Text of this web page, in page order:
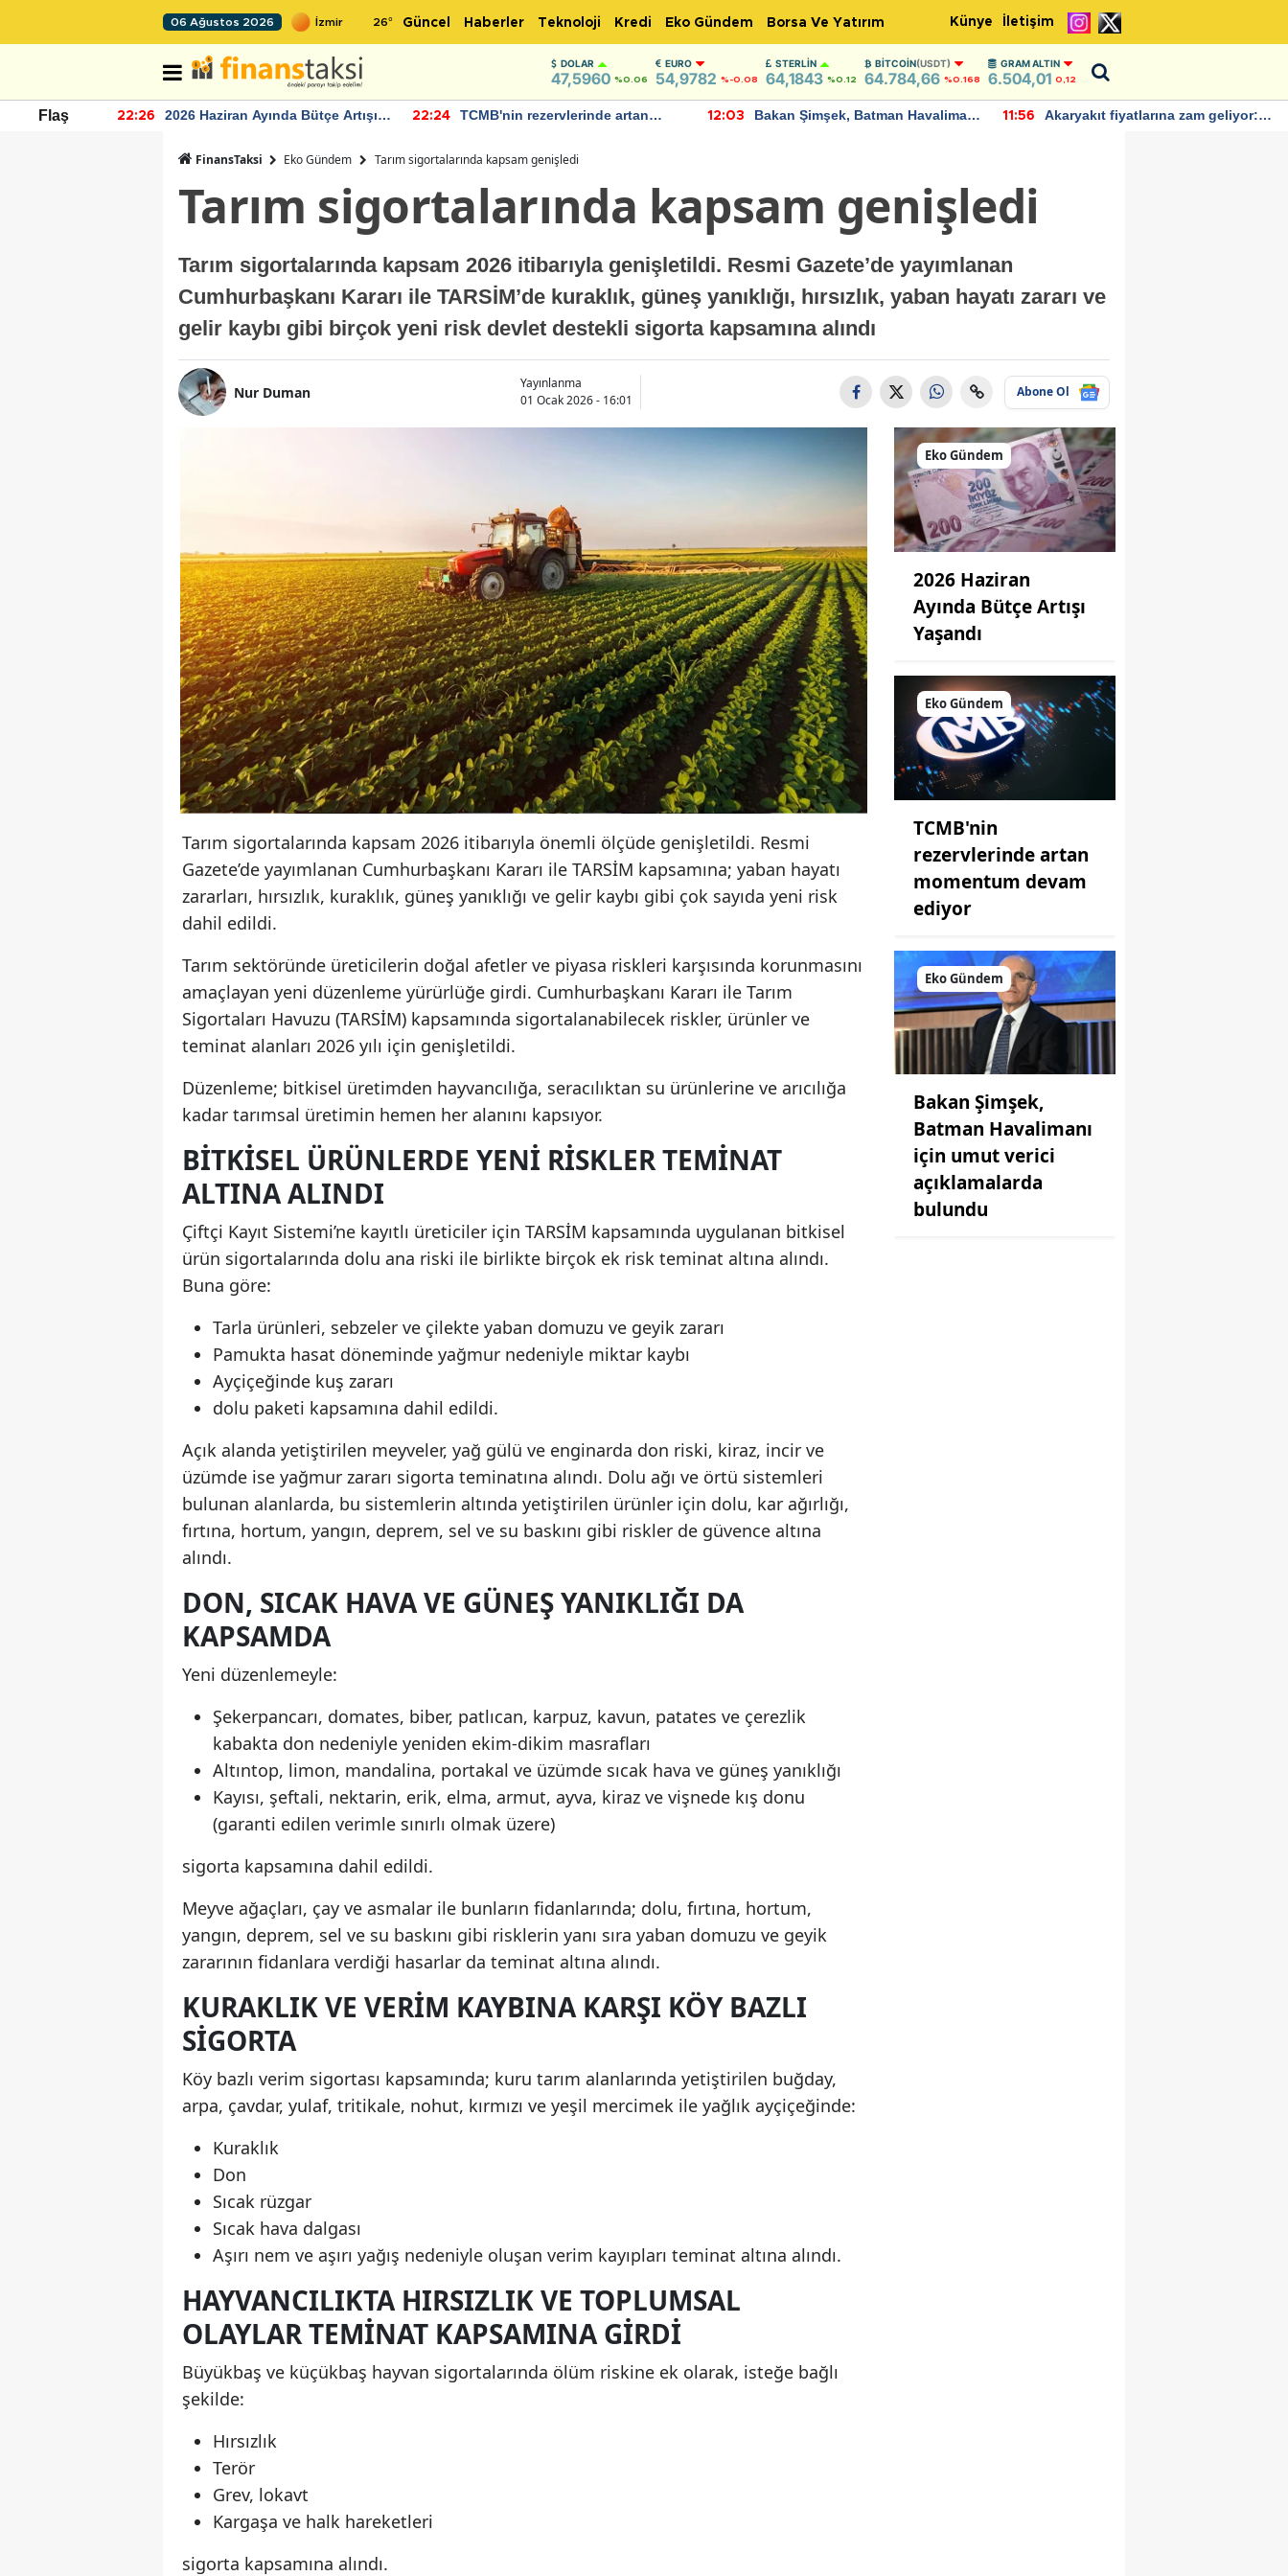
06 Ağustos 2026 26° Güncel Haberler Teknoloji Kredi Eko Gündem Borsa Ve Yatırım Künye İletişim
DOLAR
47,5960 %0.06
EURO
54,9782 %-0.08
STERLIN
64,1843 %0.12
BITCOIN(USDT)
64.784,66 %0.168
GRAM ALTIN
6.504,01 0,12
Flaş 22:26
2026 Haziran Ayında Bütçe Artışı
22:24
TCMB'nin rezervlerinde artan
12:03
Bakan Şimşek, Batman Havalimanı
11:56
Akaryakıt fiyatlarına zam geliyor:
FinansTaksi Eko Gündem Tarım sigortalarında kapsam genişledi
Tarım sigortalarında kapsam genişledi
Tarım sigortalarında kapsam 2026 itibarıyla genişletildi. Resmi Gazete’de yayımlanan
Cumhurbaşkanı Kararı ile TARSİM’de kuraklık, güneş yanıklığı, hırsızlık, yaban hayatı zararı ve
gelir kaybı gibi birçok yeni risk devlet destekli sigorta kapsamına alındı
Nur Duman
Yayınlanma
01 Ocak 2026 - 16:01
Abone Ol
Tarım sigortalarında kapsam 2026 itibarıyla önemli ölçüde genişletildi. Resmi
Gazete’de yayımlanan Cumhurbaşkanı Kararı ile TARSİM kapsamına; yaban hayatı
zararları, hırsızlık, kuraklık, güneş yanıklığı ve gelir kaybı gibi çok sayıda yeni risk
dahil edildi.
Tarım sektöründe üreticilerin doğal afetler ve piyasa riskleri karşısında korunmasını
amaçlayan yeni düzenleme yürürlüğe girdi. Cumhurbaşkanı Kararı ile Tarım
Sigortaları Havuzu (TARSİM) kapsamında sigortalanabilecek riskler, ürünler ve
teminat alanları 2026 yılı için genişletildi.
Düzenleme; bitkisel üretimden hayvancılığa, seracılıktan su ürünlerine ve arıcılığa
kadar tarımsal üretimin hemen her alanını kapsıyor.
BITKISEL ÜRÜNLERDE YENI RISKLER TEMINAT
ALTINA ALINDI
Çiftçi Kayıt Sistemi’ne kayıtlı üreticiler için TARSİM kapsamında uygulanan bitkisel
ürün sigortalarında dolu ana riski ile birlikte birçok ek risk teminat altına alındı.
Buna göre:
Tarla ürünleri, sebzeler ve çilekte yaban domuzu ve geyik zararı
Pamukta hasat döneminde yağmur nedeniyle miktar kaybı
Ayçiçeğinde kuş zararı
dolu paketi kapsamına dahil edildi.
Açık alanda yetiştirilen meyveler, yağ gülü ve enginarda don riski, kiraz, incir ve
üzümde ise yağmur zararı sigorta teminatına alındı. Dolu ağı ve örtü sistemleri
bulunan alanlarda, bu sistemlerin altında yetiştirilen ürünler için dolu, kar ağırlığı,
fırtına, hortum, yangın, deprem, sel ve su baskını gibi riskler de güvence altına
alındı.
DON, SICAK HAVA VE GÜNEŞ YANIKLIĞI DA
KAPSAMDA
Yeni düzenlemeyle:
Şekerpancarı, domates, biber, patlıcan, karpuz, kavun, patates ve çerezlik
kabakta don nedeniyle yeniden ekim-dikim masrafları
Altıntop, limon, mandalina, portakal ve üzümde sıcak hava ve güneş yanıklığı
Kayısı, şeftali, nektarin, erik, elma, armut, ayva, kiraz ve vişnede kış donu
(garanti edilen verimle sınırlı olmak üzere)
sigorta kapsamına dahil edildi.
Meyve ağaçları, çay ve asmalar ile bunların fidanlarında; dolu, fırtına, hortum,
yangın, deprem, sel ve su baskını gibi risklerin yanı sıra yaban domuzu ve geyik
zararının fidanlara verdiği hasarlar da teminat altına alındı.
KURAKLIK VE VERIM KAYBINA KARŞI KÖY BAZLI
SIGORTA
Köy bazlı verim sigortası kapsamında; kuru tarım alanlarında yetiştirilen buğday,
arpa, çavdar, yulaf, tritikale, nohut, kırmızı ve yeşil mercimek ile yağlık ayçiçeğinde:
Kuraklık
Don
Sıcak rüzgar
Sıcak hava dalgası
Aşırı nem ve aşırı yağış nedeniyle oluşan verim kayıpları teminat altına alındı.
HAYVANCILIKTA HIRSIZLIK VE TOPLUMSAL
OLAYLAR TEMINAT KAPSAMINA GIRDI
Büyükbaş ve küçükbaş hayvan sigortalarında ölüm riskine ek olarak, isteğe bağlı
şekilde:
Hırsızlık
Terör
Grev, lokavt
Kargaşa ve halk hareketleri
sigorta kapsamına alındı.
Eko Gündem
2026 Haziran
Ayında Bütçe Artışı
Yaşandı
Eko Gündem
TCMB'nin
rezervlerinde artan
momentum devam
ediyor
Eko Gündem
Bakan Şimşek,
Batman Havalimanı
için umut verici
açıklamalarda
bulundu